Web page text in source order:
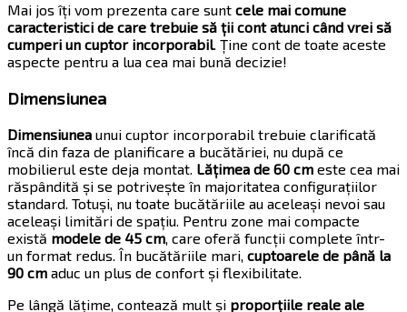
Mai jos îți vom prezenta care sunt cele mai comune
caracteristici de care trebuie să ții cont atunci când vrei să
cumperi un cuptor incorporabil. Ține cont de toate aceste
aspecte pentru a lua cea mai bună decizie!
Dimensiunea
Dimensiunea unui cuptor incorporabil trebuie clarificată
încă din faza de planificare a bucătăriei, nu după ce
mobilierul este deja montat. Lățimea de 60 cm este cea mai
răspândită și se potrivește în majoritatea configurațiilor
standard. Totuși, nu toate bucătăriile au aceleași nevoi sau
aceleași limitări de spațiu. Pentru zone mai compacte
există modele de 45 cm , care oferă funcții complete într-
un format redus. În bucătăriile mari, cuptoarele de până la
90 cm aduc un plus de confort și flexibilitate.
Pe lângă lățime, contează mult și proporțiile reale ale